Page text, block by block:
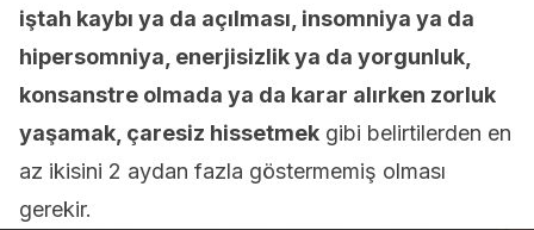
iştah kaybı ya da açılması, insomniya ya da
hipersomniya, enerjisizlik ya da yorgunluk,
konsanstre olmada ya da karar alırken zorluk
yaşamak, çaresiz hissetmek gibi belirtilerden en
az ikisini 2 aydan fazla göstermemiş olması
gerekir.